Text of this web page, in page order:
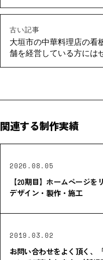
古い記事
大垣市の中華料理店の看
舗を経営している方には
関連する制作実績
2026.08.05
【20期目】ホームページ
デザイン・製作・施工
2019.03.02
お問い合わせをよく頂く、